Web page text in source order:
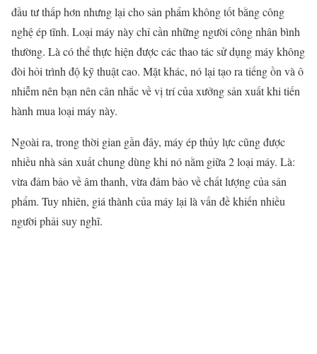
đầu tư thấp hơn nhưng lại cho sản phẩm không tốt bằng công
nghệ ép tĩnh. Loại máy này chỉ cần những người công nhân bình
thường. Là có thể thực hiện được các thao tác sử dụng máy không
đòi hỏi trình độ kỹ thuật cao. Mặt khác, nó lại tạo ra tiếng ồn và ô
nhiễm nên bạn nên cân nhắc về vị trí của xưởng sản xuất khi tiến
hành mua loại máy này.
Ngoài ra, trong thời gian gần đây, máy ép thủy lực cũng được
nhiều nhà sản xuất chung dùng khi nó nằm giữa 2 loại máy. Là:
vừa đảm bảo về âm thanh, vừa đảm bảo về chất lượng của sản
phẩm. Tuy nhiên, giá thành của máy lại là vấn đề khiến nhiều
người phải suy nghĩ.